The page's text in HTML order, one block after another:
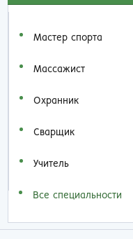
Мастер спорта
Массажист
Охранник
Сварщик
Учитель
Все специальности